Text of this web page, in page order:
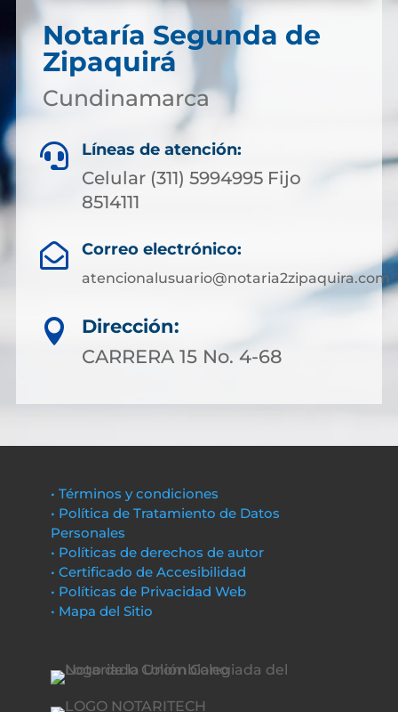
Notaría Segunda de
Zipaquirá
Cundinamarca
 Líneas de atención:
Celular (311) 5994995 Fijo
8514111
 Correo electrónico:
atencionalusuario@notaria2zipaquira.com

Dirección:
CARRERA 15 No. 4-68
• Términos y condiciones
• Política de Tratamiento de Datos
Personales
• Políticas de derechos de autor
• Certificado de Accesibilidad
• Políticas de Privacidad Web
• Mapa del Sitio